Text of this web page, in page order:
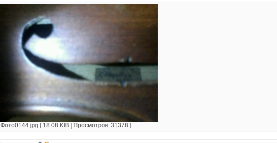
Фото0144.jpg [ 18.08 KIB | Просмотров: 31378 ]